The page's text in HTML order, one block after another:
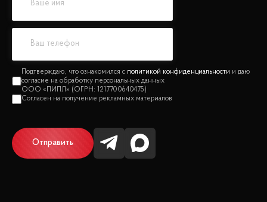
политикой конфиденциальности
Отправить